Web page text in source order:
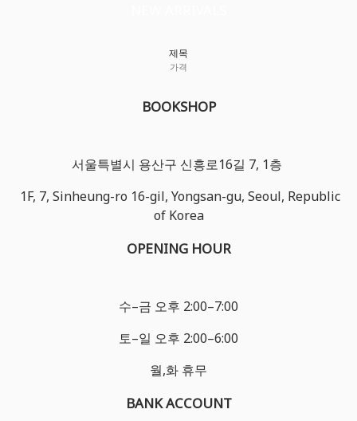
제목
가격
BOOKSHOP
서울특별시 용산구 신흥로16길 7, 1층
1F, 7, Sinheung-ro 16-gil, Yongsan-gu, Seoul, Republic
of Korea
OPENING HOUR
수–금 오후 2:00–7:00
토–일 오후 2:00–6:00
월,화 휴무
BANK ACCOUNT